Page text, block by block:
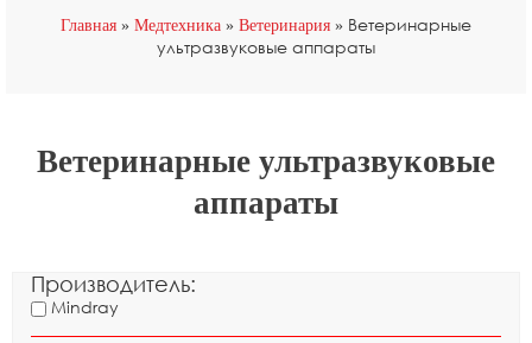
Главная Медтехника Ветеринария
Ветеринарные
ультразвуковые аппараты
Ветеринарные ультразвуковые
аппараты
Производитель:
Mindray